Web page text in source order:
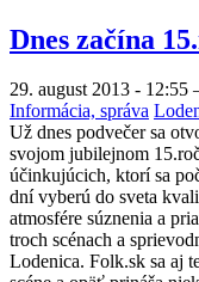
Dnes začína
29. august 2013 - 12:55
Informácia, správa
Už dnes podvečer sa
svojom jubilejnom
účinkujúcich, ktorí sa
dní vyberú do sveta
atmosfére súznenia a
troch scénach a
Lodenica. Folk.sk sa aj